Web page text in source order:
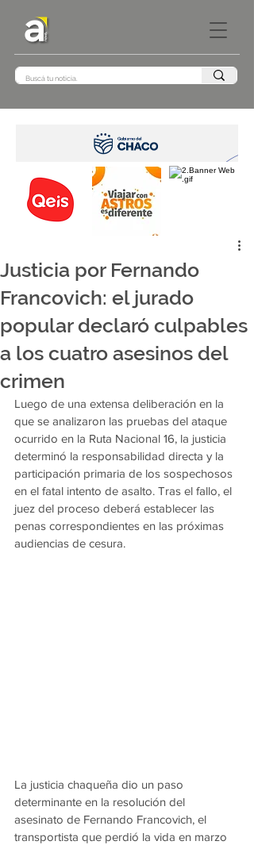
Justicia por Fernando
Francovich: el jurado
popular declaró culpables
a los cuatro asesinos del
crimen
Luego de una extensa deliberación en la
que se analizaron las pruebas del ataque
ocurrido en la Ruta Nacional 16, la justicia
determinó la responsabilidad directa y la
participación primaria de los sospechosos
en el fatal intento de asalto. Tras el fallo, el
juez del proceso deberá establecer las
penas correspondientes en las próximas
audiencias de cesura.
La justicia chaqueña dio un paso
determinante en la resolución del
asesinato de Fernando Francovich, el
transportista que perdió la vida en marzo